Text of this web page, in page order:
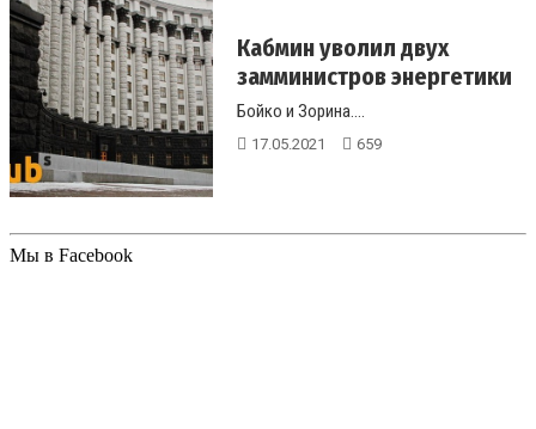
Кабмин уволил двух
замминистров энергетики
Бойко и Зорина....
17.05.2021 659
Мы в Facebook